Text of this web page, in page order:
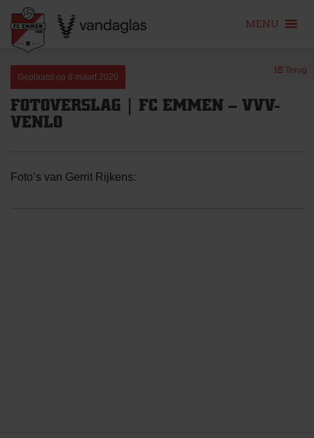
content
MENU
Geplaatst op 8 maart 2020
Terug
FOTOVERSLAG | FC EMMEN – VVV-
VENLO
Foto’s van Gerrit Rijkens: